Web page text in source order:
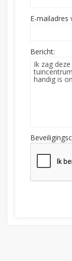
E-mailadres
Bericht: